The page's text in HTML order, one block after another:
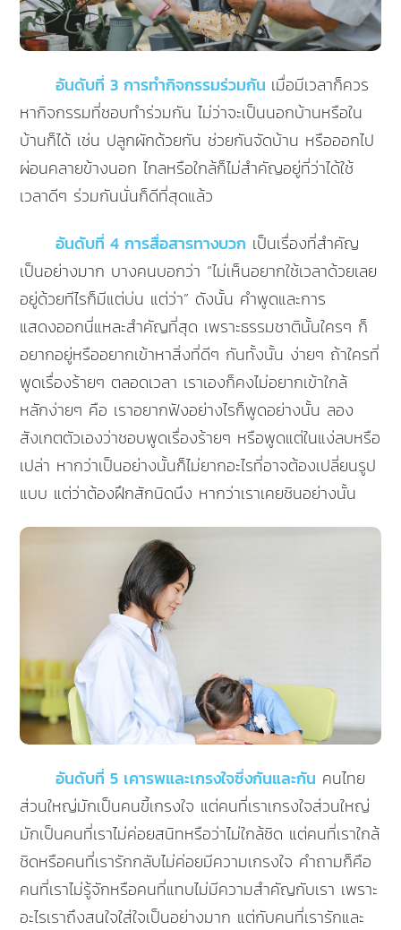
อันดับที่ 3 การทำกิจกรรมร่วมกัน เมื่อมีเวลาก็ควร
หากิจกรรมที่ชอบทำร่วมกัน ไม่ว่าจะเป็นนอกบ้านหรือใน
บ้านก็ได้ เช่น ปลูกผักด้วยกัน ช่วยกันจัดบ้าน หรือออกไป
ผ่อนคลายข้างนอก ไกลหรือใกล้ก็ไม่สำคัญอยู่ที่ว่าได้ใช้
เวลาดีๆ ร่วมกันนั่นก็ดีที่สุดแล้ว
อันดับที่ 4 การสื่อสารทางบวก เป็นเรื่องที่สำคัญ
เป็นอย่างมาก บางคนบอกว่า “ไม่เห็นอยากใช้เวลาด้วยเลย
อยู่ด้วยทีไรก็มีแต่บ่น แต่ว่า” ดังนั้น คำพูดและการ
แสดงออกนี่แหละสำคัญที่สุด เพราะธรรมชาตินั้นใครๆ ก็
อยากอยู่หรืออยากเข้าหาสิ่งที่ดีๆ กันทั้งนั้น ง่ายๆ ถ้าใครที่
พูดเรื่องร้ายๆ ตลอดเวลา เราเองก็คงไม่อยากเข้าใกล้
หลักง่ายๆ คือ เราอยากฟังอย่างไรก็พูดอย่างนั้น ลอง
สังเกตตัวเองว่าชอบพูดเรื่องร้ายๆ หรือพูดแต่ในแง่ลบหรือ
เปล่า หากว่าเป็นอย่างนั้นก็ไม่ยากอะไรที่อาจต้องเปลี่ยนรูป
แบบ แต่ว่าต้องฝึกสักนิดนึง หากว่าเราเคยชินอย่างนั้น
อันดับที่ 5 เคารพและเกรงใจซึ่งกันและกัน คนไทย
ส่วนใหญ่มักเป็นคนขี้เกรงใจ แต่คนที่เราเกรงใจส่วนใหญ่
มักเป็นคนที่เราไม่ค่อยสนิทหรือว่าไม่ใกล้ชิด แต่คนที่เราใกล้
ชิดหรือคนที่เรารักกลับไม่ค่อยมีความเกรงใจ คำถามก็คือ
คนที่เราไม่รู้จักหรือคนที่แทบไม่มีความสำคัญกับเรา เพราะ
อะไรเราถึงสนใจใส่ใจเป็นอย่างมาก แต่กับคนที่เรารักและ